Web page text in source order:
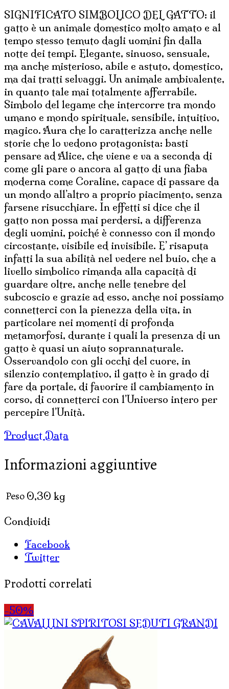
quantità
SIGNIFICATO SIMBOLICO DEL GATTO: il
gatto è un animale domestico molto amato e al
tempo stesso temuto dagli uomini fin dalla
notte dei tempi. Elegante, sinuoso, sensuale,
ma anche misterioso, abile e astuto, domestico,
ma dai tratti selvaggi. Un animale ambivalente,
in quanto tale mai totalmente afferrabile.
Simbolo del legame che intercorre tra mondo
umano e mondo spirituale, sensibile, intuitivo,
magico. Aura che lo caratterizza anche nelle
storie che lo vedono protagonista: basti
pensare ad Alice, che viene e va a seconda di
come gli pare o ancora al gatto di una fiaba
moderna come Coraline, capace di passare da
un mondo all’altro a proprio piacimento, senza
farsene risucchiare. In effetti si dice che il
gatto non possa mai perdersi, a differenza
degli uomini, poiché è connesso con il mondo
circostante, visibile ed invisibile. E’ risaputa
infatti la sua abilità nel vedere nel buio, che a
livello simbolico rimanda alla capacità di
guardare oltre, anche nelle tenebre del
subcoscio e grazie ad esso, anche noi possiamo
connetterci con la pienezza della vita, in
particolare nei momenti di profonda
metamorfosi, durante i quali la presenza di un
gatto è quasi un aiuto soprannaturale.
Osservandolo con gli occhi del cuore, in
silenzio contemplativo, il gatto è in grado di
fare da portale, di favorire il cambiamento in
corso, di connetterci con l’Universo intero per
percepire l’Unità.
Product Data
Informazioni aggiuntive
Peso 0,30 kg
Condividi
Facebook
Twitter
Prodotti correlati
-50%